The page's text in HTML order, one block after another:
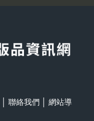
聯絡我們
網站導